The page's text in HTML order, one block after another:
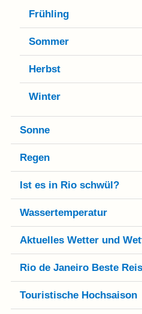
Frühling
Sommer
Herbst
Winter
Sonne
Regen
Ist es in Rio schwül?
Wassertemperatur
Aktuelles Wetter und
Rio de Janeiro Beste
Touristische Hochsaison